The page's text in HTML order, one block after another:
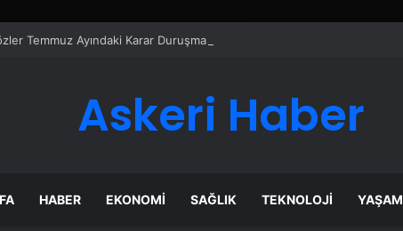
Temmuz Ayındaki Karar Duruşmasına Çevrildi
Askeri Haber
HABER EKONOMI SAĞLIK TEKNOLOJI YAŞAM